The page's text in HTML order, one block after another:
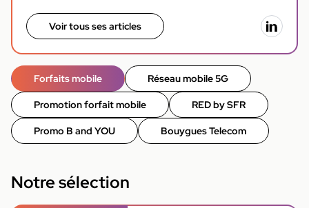
Voir tous ses articles
Forfaits mobile Réseau mobile 5G
Promotion forfait mobile RED by SFR
Promo B and YOU Bouygues Telecom
Notre sélection